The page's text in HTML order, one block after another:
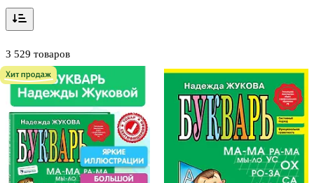
3 529 товаров